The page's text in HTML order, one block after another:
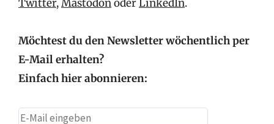
Twitter,MastodonoderLinkedIn.
Möchtest du den Newsletter wöchentlich per
E-Mail erhalten?
Einfach hier abonnieren: